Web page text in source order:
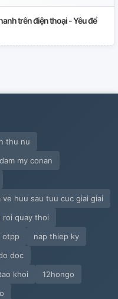
trên điện thoại - Yêu để
thu nu
my conan
huu sau tuu cuc giai giai
roi quay thoi
otpp
nap thiep ky
doc
khoi
12hongo